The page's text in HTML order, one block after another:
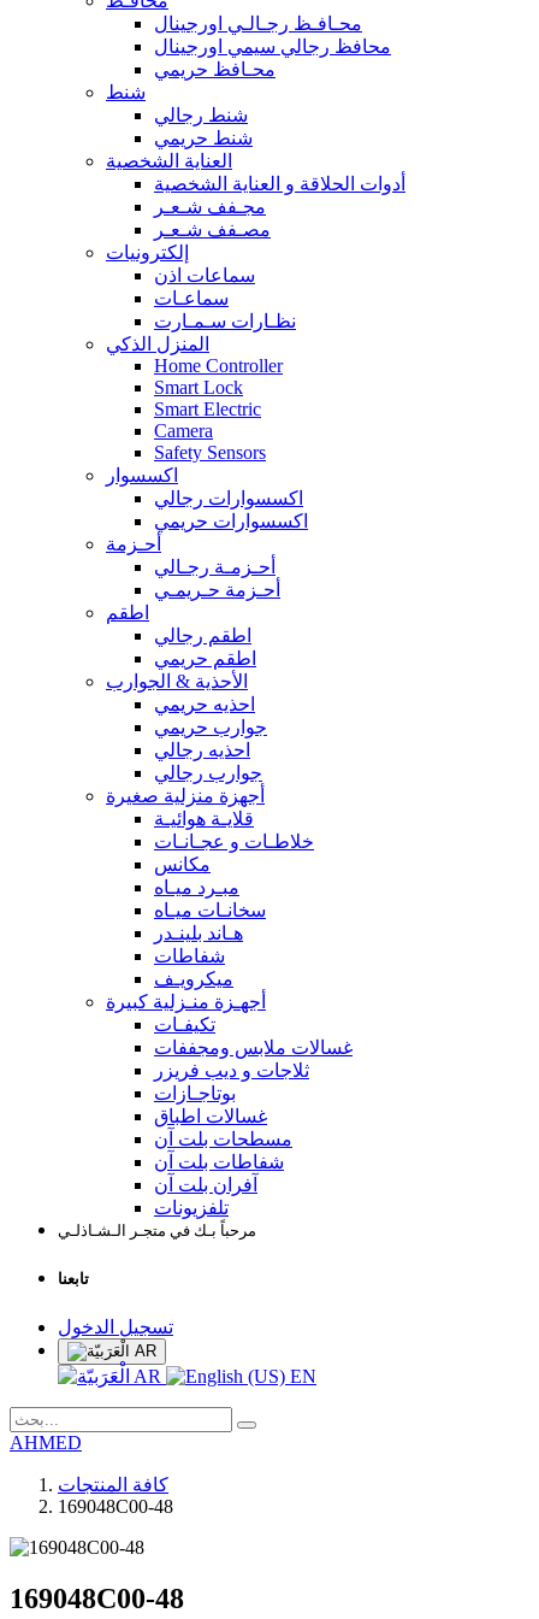
محـافـظ رجـالـي اورجينال
محافظ رجالي سيمي اورجينال
محـافظ حريمي
شنط
شنط رجالي
شنط حريمي
العناية الشخصية
أدوات الحلاقة و العناية الشخصية
مجـفف شـعـر
مصـفف شـعـر
إلكترونيات
سماعات اذن
سماعـات
نظـارات سـمـارت
المنزل الذكي
Home Controller
Smart Lock
Smart Electric
Camera
Safety Sensors
اكسسوار
اكسسوارات رجالي
اكسسوارات حريمي
أحـزمة
أحـزمـة رجـالي
أحـزمة حـريمـي
اطقم
اطقم رجالي
اطقم حريمي
الأحذية & الجوارب
احذيه حريمي
جوارب حريمي
احذيه رجالي
جوارب رجالي
أجهزة منزلية صغيرة
قلايـة هوائيـة
خلاطـات و عجـانـات
مكانس
مبـرد ميـاه
سخانـات ميـاه
هـاند بلينـدر
شفاطات
ميكرويـف
أجهـزة منـزلية كبيرة
تكيفـات
غسالات ملابس ومجففات
ثلاجات و ديب فريزر
بوتاجـازات
غسالات اطباق
مسطحات بلت آن
شفاطات بلت آن
آفران بلت آن
تلفزيونات
مرحباً بـك في متجـر الـشـاذلـي
تابعنا
تسجيل الدخول
AR
AR EN
AHMED
كافة المنتجات
169048C00-48
169048C00-48